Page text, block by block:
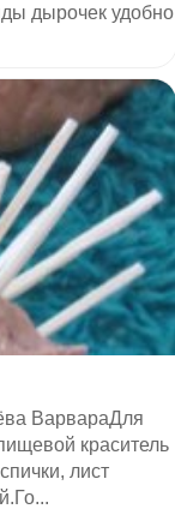
дырочек удобно
ВарвараДля
краситель
лист